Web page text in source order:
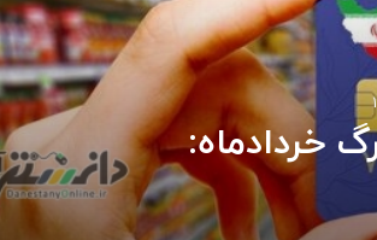
خردادماه: